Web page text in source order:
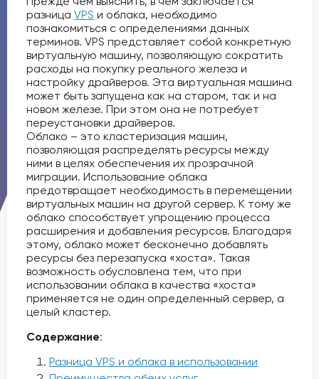
разница VPS и облака, необходимо
познакомиться с определениями данных
терминов. VPS представляет собой конкретную
виртуальную машину, позволяющую сократить
расходы на покупку реального железа и
настройку драйверов. Эта виртуальная машина
может быть запущена как на старом, так и на
новом железе. При этом она не потребует
переустановки драйверов.
Облако – это кластеризация машин,
позволяющая распределять ресурсы между
ними в целях обеспечения их прозрачной
миграции. Использование облака
предотвращает необходимость в перемещении
виртуальных машин на другой сервер. К тому же
облако способствует упрощению процесса
расширения и добавления ресурсов. Благодаря
этому, облако может бесконечно добавлять
ресурсы без перезапуска «хоста». Такая
возможность обусловлена тем, что при
использовании облака в качества «хоста»
применяется не один определенный сервер, а
целый кластер.
Содержание:
Разница VPS и облака в использовании